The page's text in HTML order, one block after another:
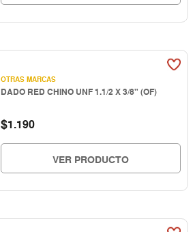
OTRAS MARCAS
DADO RED CHINO UNF 1.1/2 X 3/8" (OF)
$1.190
VER PRODUCTO